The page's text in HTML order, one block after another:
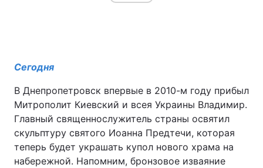
Сегодня
В Днепропетровск впервые в 2010-м году прибыл
Митрополит Киевский и всея Украины Владимир.
Главный священнослужитель страны освятил
скульптуру святого Иоанна Предтечи, которая
теперь будет украшать купол нового храма на
набережной. Напомним, бронзовое изваяние